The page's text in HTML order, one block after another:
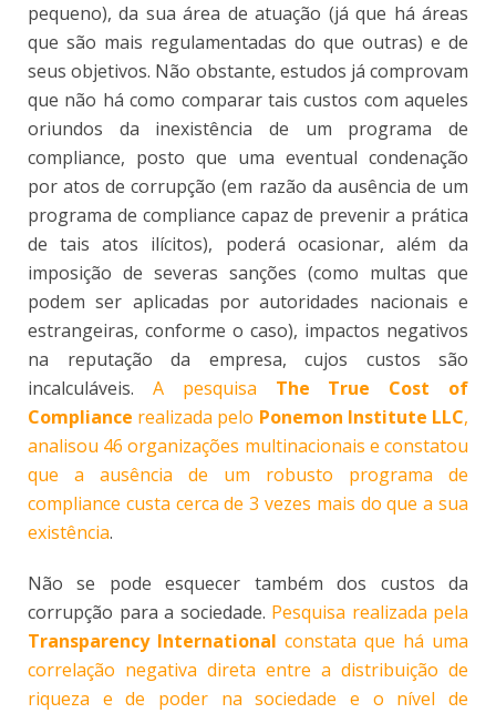
pequeno), da sua área de atuação (já que há áreas
que são mais regulamentadas do que outras) e de
seus objetivos. Não obstante, estudos já comprovam
que não há como comparar tais custos com aqueles
oriundos da inexistência de um programa de
compliance, posto que uma eventual condenação
por atos de corrupção (em razão da ausência de um
programa de compliance capaz de prevenir a prática
de tais atos ilícitos), poderá ocasionar, além da
imposição de severas sanções (como multas que
podem ser aplicadas por autoridades nacionais e
estrangeiras, conforme o caso), impactos negativos
na reputação da empresa, cujos custos são
incalculáveis. A pesquisa The True Cost of
Compliance realizada pelo Ponemon Institute LLC,
analisou 46 organizações multinacionais e constatou
que a ausência de um robusto programa de
compliance custa cerca de 3 vezes mais do que a sua
existência.
Não se pode esquecer também dos custos da
corrupção para a sociedade. Pesquisa realizada pela
Transparency International constata que há uma
correlação negativa direta entre a distribuição de
riqueza e de poder na sociedade e o nível de